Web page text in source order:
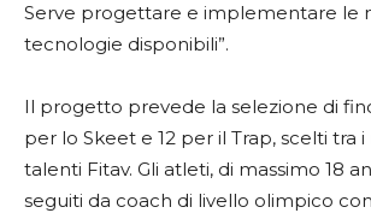
Serve progettare e implementare le
tecnologie disponibili”.
Il progetto prevede la selezione di
per lo Skeet e 12 per il Trap, scelti tra
talenti Fitav. Gli atleti, di massimo 18
seguiti da coach di livello olimpico